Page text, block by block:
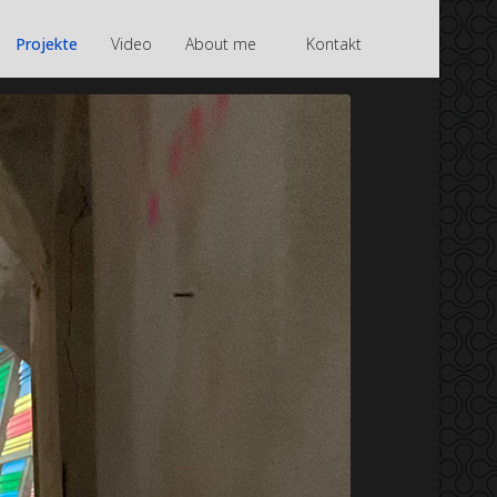
Projekte Video About me Kontakt